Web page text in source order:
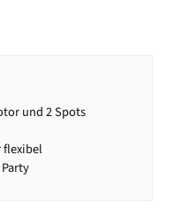
und 2 Spots
flexibel